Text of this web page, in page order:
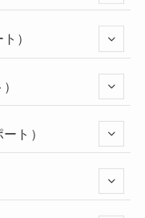
）
ト）